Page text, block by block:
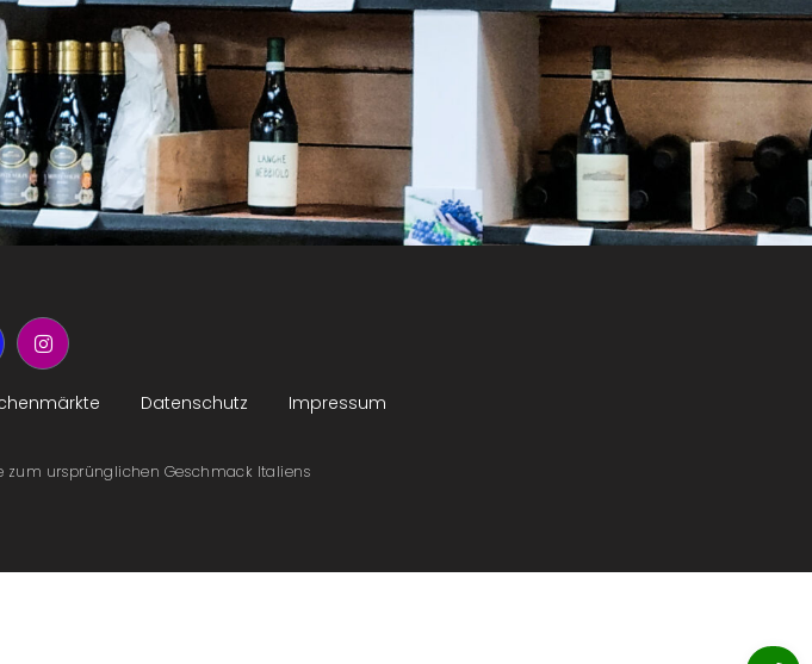
Datenschutz Impressum
zum ursprünglichen Geschmack Italiens